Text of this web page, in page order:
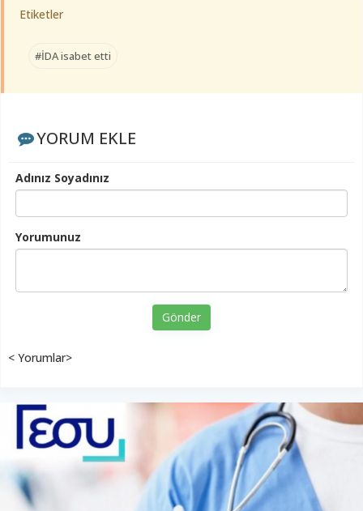
Etiketler
#İDA isabet etti
YORUM EKLE
Adınız Soyadınız
Yorumunuz
Gönder
< Yorumlar>